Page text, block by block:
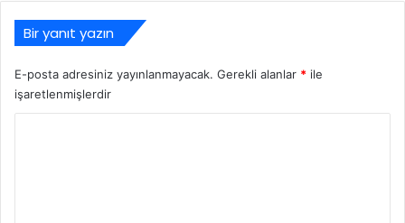
Bir yanıt yazın
E-posta adresiniz yayınlanmayacak. Gerekli alanlar * ile
işaretlenmişlerdir